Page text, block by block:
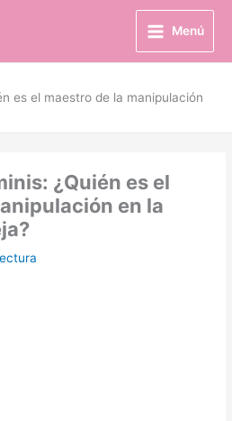
Menú
es el maestro de la manipulación
¿Quién es el
en la